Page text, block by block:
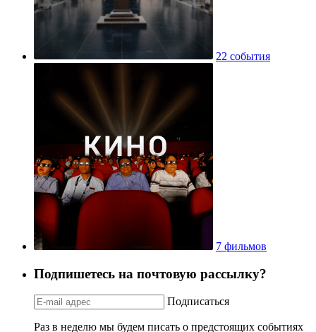
22 события
7 фильмов
Подпишетесь на почтовую рассылку?
Подписаться
Раз в неделю мы будем писать о предстоящих событиях